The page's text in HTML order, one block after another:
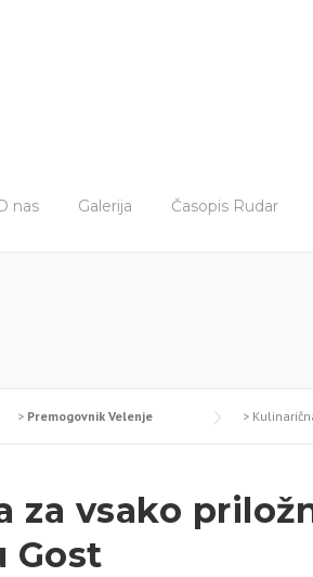
nas Galerija Časopis Rudar
> Premogovnik Velenje >
za vsako
Gost